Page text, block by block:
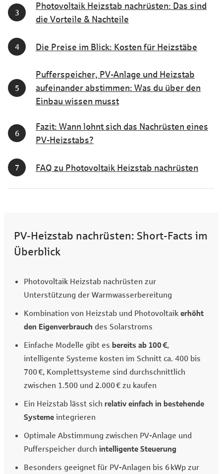
Photovoltaik Heizstab nachrüsten: Das sind
die Vorteile & Nachteile
Die Preise im Blick: Kosten für Heizstäbe
Pufferspeicher, PV-Anlage und Heizstab
aufeinander abstimmen: Was du über den
Einbau wissen musst
Fazit: Wann lohnt sich das Nachrüsten eines
PV-Heizstabs?
FAQ zu Photovoltaik Heizstab nachrüsten
PV-Heizstab nachrüsten: Short-Facts im
Überblick
Photovoltaik Heizstab nachrüsten zur
Unterstützung der Warmwasserbereitung
Kombination von Heizstab und Photovoltaik erhöht
den Eigenverbrauch des Solarstroms
Einfache Modelle gibt es bereits ab 100 €,
intelligente Systeme kosten im Schnitt ca. 400 bis
700 €, Komplettsysteme sind durchschnittlich
zwischen 1.500 und 2.000 € zu kaufen
Ein Heizstab lässt sich relativ einfach in bestehende
Systemeintegrieren
Optimale Abstimmung zwischen PV-Anlage und
Pufferspeicher durch intelligente Steuerung
Besonders geeignet für PV-Anlagen bis 6 kWp zur